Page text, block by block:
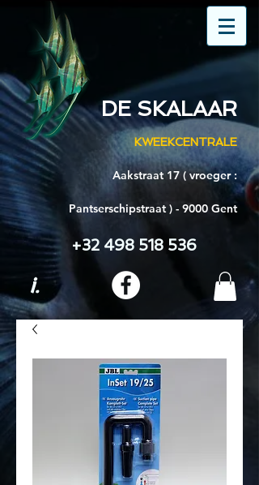
DE SKALAAR
KWEEKCENTRALE
Aakstraat 17 ( vroeger :
Pantserschipstraat ) - 9000 Gent
+32 498 518 536
i.